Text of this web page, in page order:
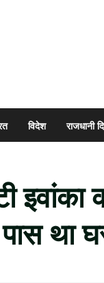
विदेश राजधानी
इवांका
था